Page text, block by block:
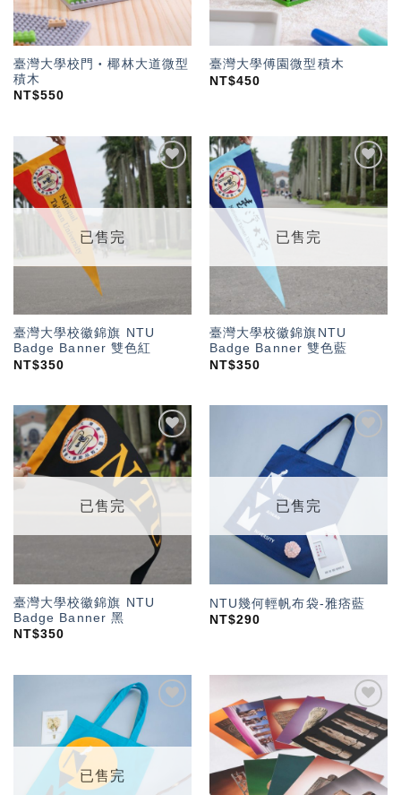
臺灣大學校門‧椰林大道微型
積木
NT$550
臺灣大學傅園微型積木
NT$450
加入
「願
望輕
已售完
臺灣大學校徽錦旗 NTU
Badge Banner 雙色紅
NT$350
加入
「願
望輕
已售完
臺灣大學校徽錦旗NTU
Badge Banner 雙色藍
NT$350
加入
「願
望輕
已售完
臺灣大學校徽錦旗 NTU
Badge Banner 黑
NT$350
望輕
單」
已售完
NTU幾何輕帆布袋-雅痞藍
NT$290
望輕
已售完
加入
「願
望輕
單」